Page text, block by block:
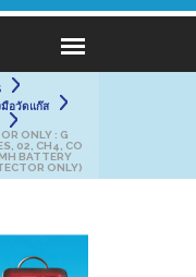
มือวัดแก๊ส
ONLY : G
02, CH4, CO
BATTERY
ONLY)